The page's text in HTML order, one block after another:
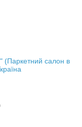
(Паркетний салон в